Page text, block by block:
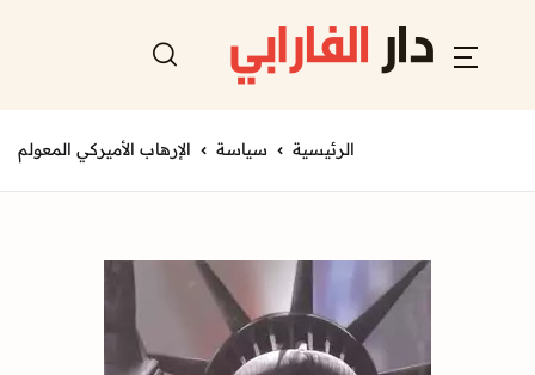
الرئيسية سياسة الإرهاب الأميركي المعولم